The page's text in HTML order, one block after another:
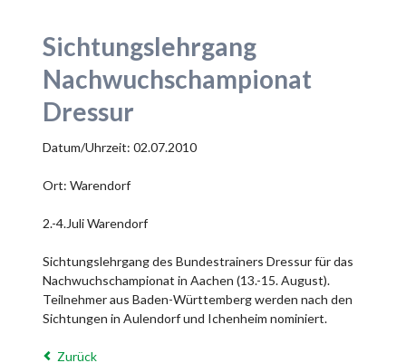
Sichtungslehrgang
Nachwuchschampionat
Dressur
Datum/Uhrzeit: 02.07.2010
Ort: Warendorf
2.-4.Juli Warendorf
Sichtungslehrgang des Bundestrainers Dressur für das
Nachwuchschampionat in Aachen (13.-15. August).
Teilnehmer aus Baden-Württemberg werden nach den
Sichtungen in Aulendorf und Ichenheim nominiert.
Zurück